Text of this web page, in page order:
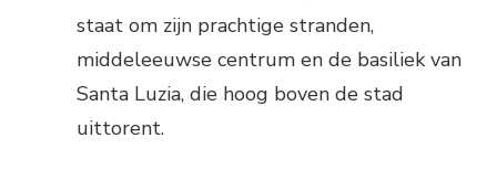
staat om zijn prachtige stranden,
middeleeuwse centrum en de basiliek van
Santa Luzia, die hoog boven de stad
uittorent.